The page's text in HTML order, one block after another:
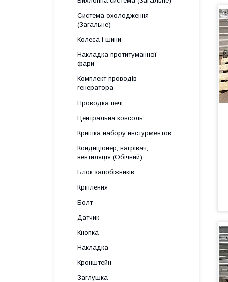
Система охолодження
(Загальне)
Колеса і шини
Накладка протитуманної
фари
Комплект проводів
генератора
Проводка печі
Центральна консоль
Кришка набору инстурментов
Кондиціонер, нагрівач,
вентиляція (Обічний)
Блок запобіжників
Кріплення
Болт
Датчик
Кнопка
Накладка
Кронштейн
Заглушка